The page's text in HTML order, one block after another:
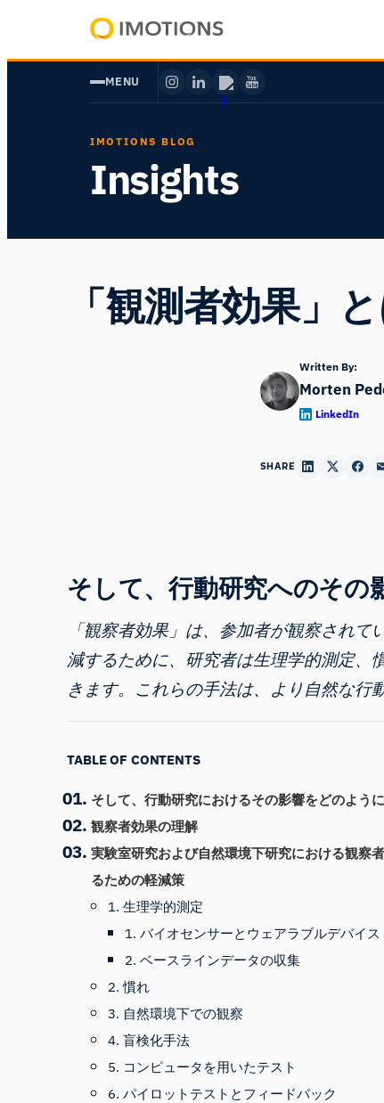
を
Human
MENU
IMOTIONS BLOG
Insights
「観測者効果」
Written By:
Morten
LinkedIn
SHARE
そして、行動研究へのその
「観察者効果」は、参加者が観察され
減するために、研究者は生理学的測定、
きます。これらの手法は、より自然な行
TABLE OF CONTENTS
そして、行動研究におけるその影響をどのよう
観察者効果の理解
実験室研究および自然環境下研究における観察
るための軽減策
1. 生理学的測定
1. バイオセンサーとウェアラブルデバイス
2. ベースラインデータの収集
2. 慣れ
3. 自然環境下での観察
4. 盲検化手法
5. コンピュータを用いたテスト
6. パイロットテストとフィードバック